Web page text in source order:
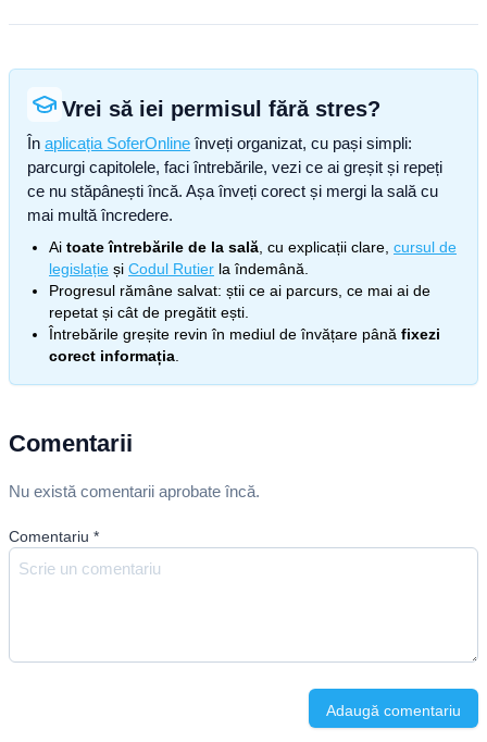
Vrei să iei permisul fără stres?
În aplicația SoferOnline înveți organizat, cu pași simpli:
parcurgi capitolele, faci întrebările, vezi ce ai greșit și repeți
ce nu stăpânești încă. Așa înveți corect și mergi la sală cu
mai multă încredere.
Ai toate întrebările de la sală , cu explicații clare, cursul de
legislație și Codul Rutier la îndemână.
Progresul rămâne salvat: știi ce ai parcurs, ce mai ai de
repetat și cât de pregătit ești.
Întrebările greșite revin în mediul de învățare până fixezi
corect informația
Comentarii
Nu există comentarii aprobate încă.
Comentariu *
Adaugă comentariu